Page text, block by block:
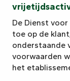
De Dienst
toe op de
onderstaande
voorwaarden
het